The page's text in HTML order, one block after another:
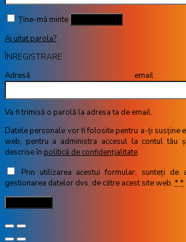
Ține-mă minte
Ai uitat parola?
ÎNREGISTRARE
Adresă
Va fi trimisă o parolă la adresa ta de email.
Datele personale vor fi folosite pentru a-ți susține
web, pentru a administra accesul la contul tău
descrise în politică de confidențialitate.
Prin utilizarea acestui formular, sunteți de
gestionarea datelor dvs. de către acest site web. **